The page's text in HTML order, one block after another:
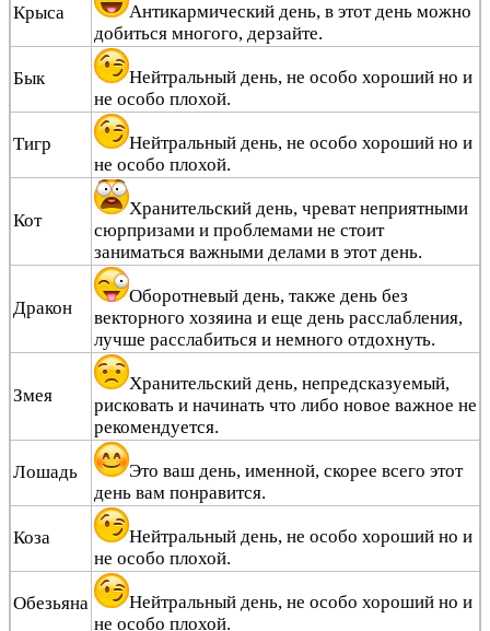
Крыса
Антикармический день, в этот день можно
добиться многого, дерзайте.
Бык
Нейтральный день, не особо хороший но и
не особо плохой.
Тигр
Нейтральный день, не особо хороший но и
не особо плохой.
Кот
Хранительский день, чреват неприятными
сюрпризами и проблемами не стоит
заниматься важными делами в этот день.
Дракон
Оборотневый день, также день без
векторного хозяина и еще день расслабления,
лучше расслабиться и немного отдохнуть.
Змея
Хранительский день, непредсказуемый,
рисковать и начинать что либо новое важное не
рекомендуется.
Лошадь
Это ваш день, именной, скорее всего этот
день вам понравится.
Коза
Нейтральный день, не особо хороший но и
не особо плохой.
Обезьяна
Нейтральный день, не особо хороший но и
не особо плохой.